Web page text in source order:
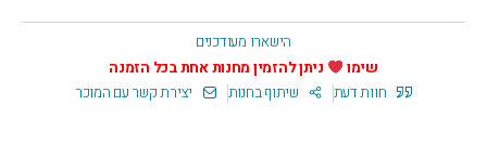
הישארו מעודכנים
שימו
ניתן להזמין מחנות אחת בכל הזמנה
חוות דעת
שיתוף בחנות יצירת קשר עם המוכר